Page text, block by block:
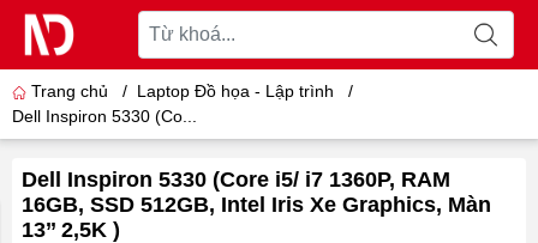
Trang chủ / Laptop Đồ họa - Lập trình
/
Dell Inspiron 5330 (Co...
Dell Inspiron 5330 (Core i5/ i7 1360P, RAM
16GB, SSD 512GB, Intel Iris Xe Graphics, Màn
13’’ 2,5K )